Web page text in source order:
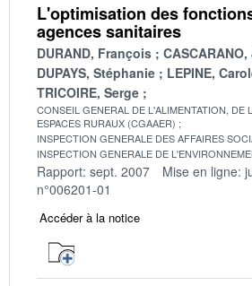
L'optimisation des
agences sanitaires
DURAND, François
DUPAYS, Stéphanie
LEPINE,
TRICOIRE, Serge
CONSEIL GENERAL DE L'ALIMENTATION, DE
ESPACES RURAUX (CGAAER)
INSPECTION GENERALE DES AFFAIRES
INSPECTION GENERALE DE
Rapport: sept. 2007 Mise en ligne:
n°006201-01
Accéder à la notice